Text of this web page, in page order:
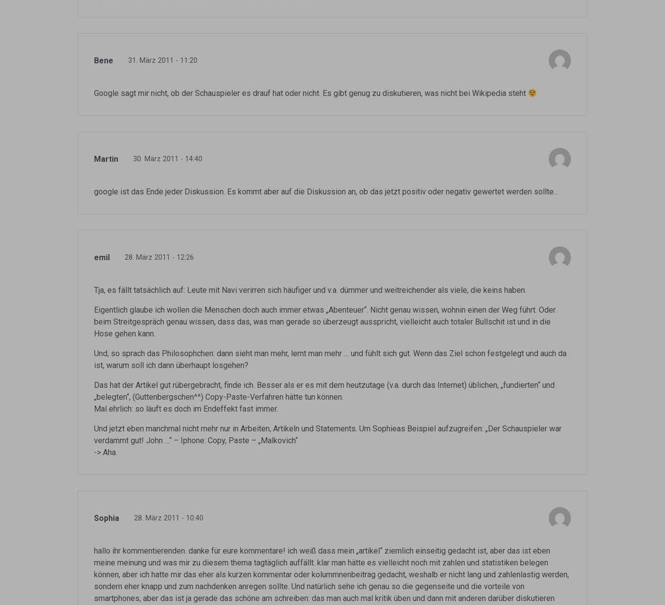
Bene 31. März 2011 - 11:20
Google sagt mir nicht, ob der Schauspieler es drauf hat oder nicht. Es gibt genug zu diskutieren, was nicht bei Wikipedia steht
Martin 30. März 2011 - 14:40
google ist das Ende jeder Diskussion. Es kommt aber auf die Diskussion an, ob das jetzt positiv oder negativ gewertet werden sollte…
emil 28. März 2011 - 12:26
Tja, es fällt tatsächlich auf: Leute mit Navi verirren sich häufiger und v.a. dümmer und weitreichender als viele, die keins haben.
Eigentlich glaube ich wollen die Menschen doch auch immer etwas „Abenteuer“. Nicht genau wissen, wohnin einen der Weg führt. Oder
beim Streitgespräch genau wissen, dass das, was man gerade so überzeugt ausspricht, vielleicht auch totaler Bullschit ist und in die
Hose gehen kann.
Und, so sprach das Philosophchen: dann sieht man mehr, lernt man mehr … und fühlt sich gut. Wenn das Ziel schon festgelegt und auch da
ist, warum soll ich dann überhaupt losgehen?
Das hat der Artikel gut rübergebracht, finde ich. Besser als er es mit dem heutzutage (v.a. durch das Internet) üblichen, „fundierten“ und
„belegten“, (Guttenbergschen^^) Copy-Paste-Verfahren hätte tun können.
Mal ehrlich: so läuft es doch im Endeffekt fast immer.
Und jetzt eben manchmal nicht mehr nur in Arbeiten, Artikeln und Statements. Um Sophieas Beispiel aufzugreifen: „Der Schauspieler war
verdammt gut! John …“ – Iphone: Copy, Paste – „Malkovich“
-> Aha.
Sophia 28. März 2011 - 10:40
hallo ihr kommentierenden. danke für eure kommentare! ich weiß dass mein „artikel“ ziemlich einseitig gedacht ist, aber das ist eben
meine meinung und was mir zu diesem thema tagtäglich auffällt. klar man hätte es vielleicht noch mit zahlen und statistiken belegen
können, aber ich hatte mir das eher als kurzen kommentar oder kolummnenbeitrag gedacht, weshalb er nicht lang und zahlenlastig werden,
sondern eher knapp und zum nachdenken anregen sollte. Und natürlich sehe ich genau so die gegenseite und die vorteile von
smartphones, aber das ist ja gerade das schöne am schreiben: das man auch mal kritik üben und dann mit anderen darüber diskutieren